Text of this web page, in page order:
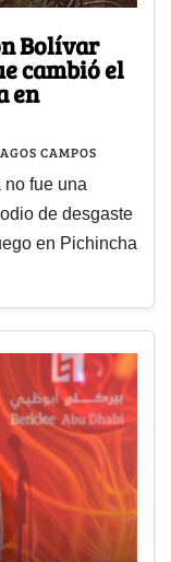
Bolívar
cambió el
en
CAMPOS
fue una
de desgaste
en Pichincha